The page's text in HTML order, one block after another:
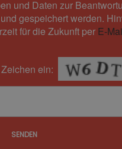
und Daten zur
gespeichert werden.
für die Zukunft per E-
ein:
SENDEN